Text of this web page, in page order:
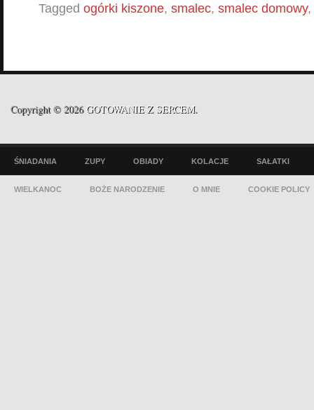
Tagged ogórki kiszone, smalec, smalec domowy,
Copyright © 2026 GOTOWANIE Z SERCEM.
ŚNIADANIA ZUPY OBIADY KOLACJE SAŁATKI
WIELKANOC BOŻE NARODZENIE O MNIE COOKIE POLICY